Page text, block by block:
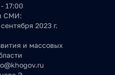
17:00
СМИ:
2023 г.
и массовых